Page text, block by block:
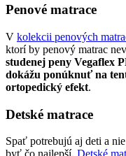
Penové matrace
V kolekcii penových
ktorí by penový matrac
studenej peny Vegaflex
dokážu ponúknuť na
ortopedický efekt.
Detské matrace
Spať potrebujú aj deti a